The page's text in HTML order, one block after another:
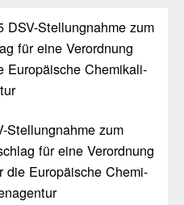
DSV-Stel­lung­nahme zum
für eine Verord­nung
Euro­päi­sche Chemi­ka­li­
Stel­lung­nahme zum
für eine Verord­nung
die Euro­päi­sche Chemi­